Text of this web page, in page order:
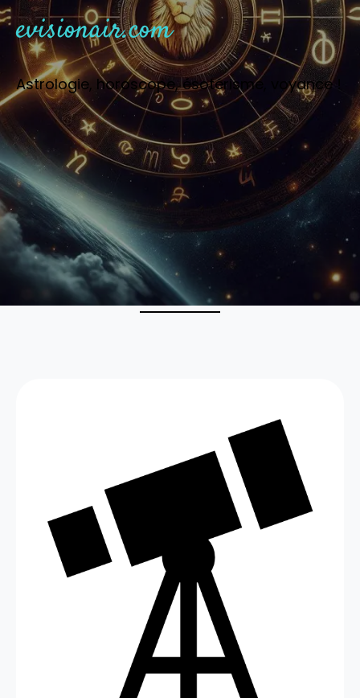
evisionair.com
Astrologie, horoscope, ésotérisme, voyance !